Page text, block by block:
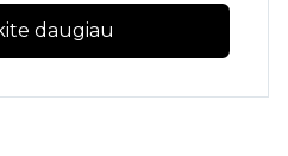
daugiau